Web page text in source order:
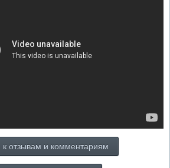
к отзывам и комментариям